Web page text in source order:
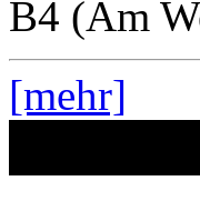
B4 (Am
[mehr]